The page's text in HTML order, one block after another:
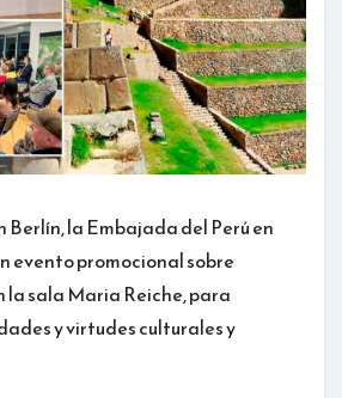
Berlín, la Embajada del Perú en
evento promocional sobre
sala Maria Reiche, para
y virtudes culturales y